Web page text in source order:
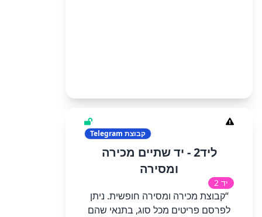
קבוצת
ליד2 - יד שתיים מכירה
ומסירה
יד 2
“קבוצת מכירה ומסירה חופשית. ניתן
לפרסם פריטים מכל סוג, בתנאי שהם